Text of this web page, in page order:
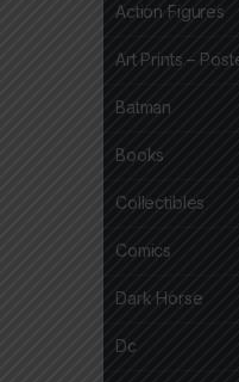
Action Figures
Art Prints –
Batman
Books
Collectibles
Comics
Dark Horse
Dc